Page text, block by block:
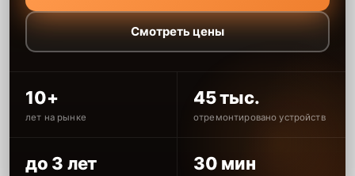
Смотреть цены
10+
лет на рынке
45 тыс.
отремонтировано устройств
до 3 лет 30 мин